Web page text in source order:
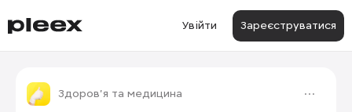
Увійти Зареєструватися
Здоров'я та медицина